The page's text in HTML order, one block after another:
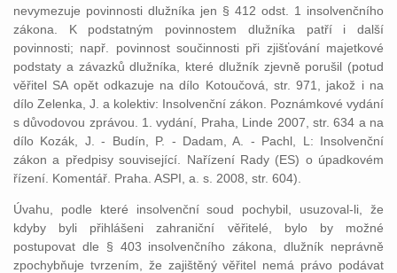
nevymezuje povinnosti dlužníka jen § 412 odst. 1 insolvenčního
zákona. K podstatným povinnostem dlužníka patří i další
povinnosti; např. povinnost součinnosti při zjišťování majetkové
podstaty a závazků dlužníka, které dlužník zjevně porušil (potud
věřitel SA opět odkazuje na dílo Kotoučová, str. 971, jakož i na
dílo Zelenka, J. a kolektiv: Insolvenční zákon. Poznámkové vydání
s důvodovou zprávou. 1. vydání, Praha, Linde 2007, str. 634 a na
dílo Kozák, J. - Budín, P. - Dadam, A. - Pachl, L: Insolvenční
zákon a předpisy související. Nařízení Rady (ES) o úpadkovém
řízení. Komentář. Praha. ASPI, a. s. 2008, str. 604).
Úvahu, podle které insolvenční soud pochybil, usuzoval-li, že
kdyby byli přihlášeni zahraniční věřitelé, bylo by možné
postupovat dle § 403 insolvenčního zákona, dlužník neprávně
zpochybňuje tvrzením, že zajištěný věřitel nemá právo podávat